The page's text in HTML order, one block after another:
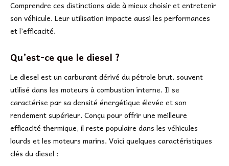
Comprendre ces distinctions aide à mieux choisir et entretenir
son véhicule. Leur utilisation impacte aussi les performances
et l’efficacité.
Qu’est-ce que le diesel ?
Le diesel est un carburant dérivé du pétrole brut, souvent
utilisé dans les moteurs à combustion interne. Il se
caractérise par sa densité énergétique élevée et son
rendement supérieur. Conçu pour offrir une meilleure
efficacité thermique, il reste populaire dans les véhicules
lourds et les moteurs marins. Voici quelques caractéristiques
clés du diesel :